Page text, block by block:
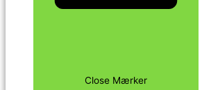
Close Mærker